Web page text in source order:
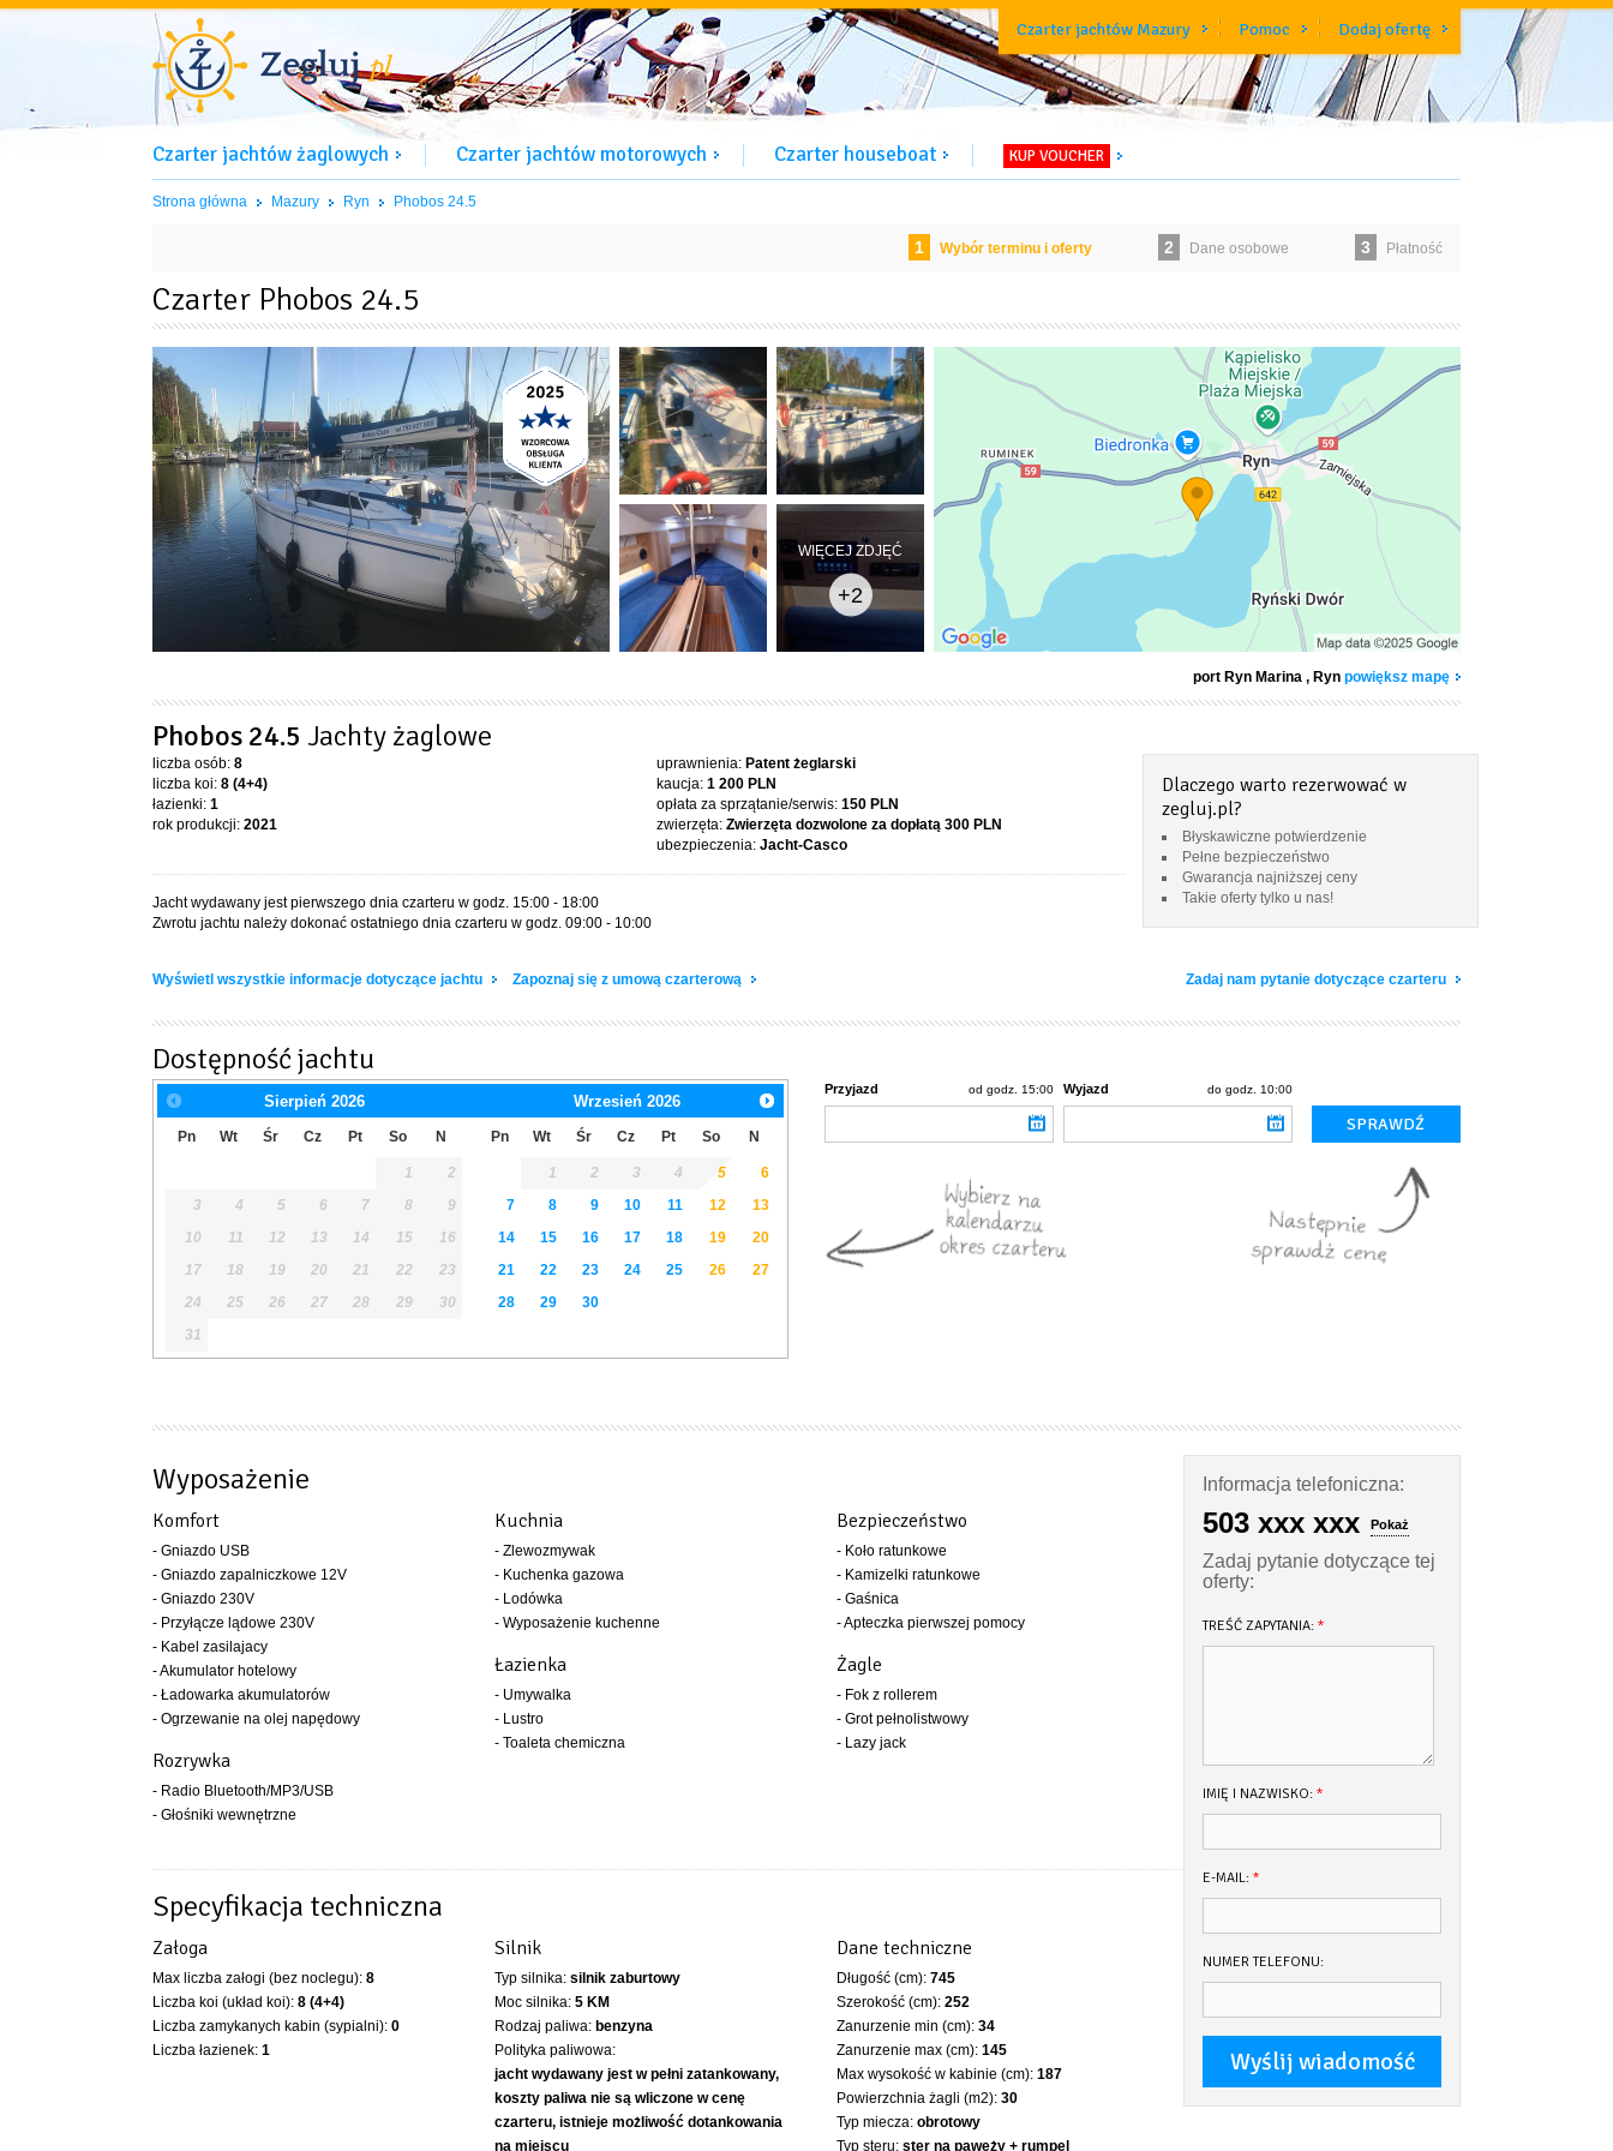
Czarter jachtów Mazury Pomoc Dodaj ofertę
Czarter jachtów żaglowych Czarter jachtów motorowych Czarter houseboat KUP VOUCHER
Strona główna Mazury Ryn Phobos 24.5
1 Wybór terminu i oferty 2 Dane osobowe 3 Płatność
Czarter Phobos 24.5
WIĘCEJ ZDJĘĆ
+2
port Ryn Marina , Ryn powiększ mapę
Phobos 24.5 Jachty żaglowe
liczba osób: 8
liczba koi: 8 (4+4)
łazienki: 1
rok produkcji: 2021
uprawnienia: Patent żeglarski
kaucja: 1 200 PLN
opłata za sprzątanie/serwis: 150 PLN
zwierzęta: Zwierzęta dozwolone za dopłatą 300 PLN
ubezpieczenia: Jacht-Casco
Jacht wydawany jest pierwszego dnia czarteru w godz. 15:00 - 18:00
Zwrotu jachtu należy dokonać ostatniego dnia czarteru w godz. 09:00 - 10:00
Dlaczego warto rezerwować w
zegluj.pl?
Błyskawiczne potwierdzenie
Pełne bezpieczeństwo
Gwarancja najniższej ceny
Takie oferty tylko u nas!
Wyświetl wszystkie informacje dotyczące jachtu Zapoznaj się z umową czarterową Zadaj nam pytanie dotyczące czarteru
Dostępność jachtu
Sierpień 2026
Pn Wt Śr Cz Pt So N
1
2
3
4 5 6 7 8
9
10
11 12 13 14 15
16
17
18 19 20 21 22
23
24
25 26 27 28 29
30
31
Wrzesień 2026
Pn Wt Śr Cz Pt So N
1 2 3 4 5
6
7
8 9 10 11 12
13
14
15 16 17 18 19
20
21
22 23 24 25 26
27
28
29 30
Przyjazd od godz. 15:00 Wyjazd do godz. 10:00
Wyposażenie
Komfort
- Gniazdo USB
- Gniazdo zapalniczkowe 12V
- Gniazdo 230V
- Przyłącze lądowe 230V
- Kabel zasilajacy
- Akumulator hotelowy
- Ładowarka akumulatorów
- Ogrzewanie na olej napędowy
Rozrywka
- Radio Bluetooth/MP3/USB
- Głośniki wewnętrzne
Kuchnia
- Zlewozmywak
- Kuchenka gazowa
- Lodówka
- Wyposażenie kuchenne
Łazienka
- Umywalka
- Lustro
- Toaleta chemiczna
Bezpieczeństwo
- Koło ratunkowe
- Kamizelki ratunkowe
- Gaśnica
- Apteczka pierwszej pomocy
Żagle
- Fok z rollerem
- Grot pełnolistwowy
- Lazy jack
Specyfikacja techniczna
Załoga
Max liczba załogi (bez noclegu): 8
Liczba koi (układ koi): 8 (4+4)
Liczba zamykanych kabin (sypialni): 0
Liczba łazienek: 1
Silnik
Typ silnika: silnik zaburtowy
Moc silnika: 5 KM
Rodzaj paliwa: benzyna
Polityka paliwowa:
jacht wydawany jest w pełni zatankowany,
koszty paliwa nie są wliczone w cenę
czarteru, istnieje możliwość dotankowania
na miejscu
Dane techniczne
Długość (cm): 745
Szerokość (cm): 252
Zanurzenie min (cm): 34
Zanurzenie max (cm): 145
Max wysokość w kabinie (cm): 187
Powierzchnia żagli (m2): 30
Typ miecza: obrotowy
Typ steru: ster na pawęży + rumpel
Informacja telefoniczna:
503 xxx xxx Pokaż
Zadaj pytanie dotyczące tej
oferty:
TREŚĆ ZAPYTANIA: *
IMIĘ I NAZWISKO: *
E-MAIL: *
NUMER TELEFONU: